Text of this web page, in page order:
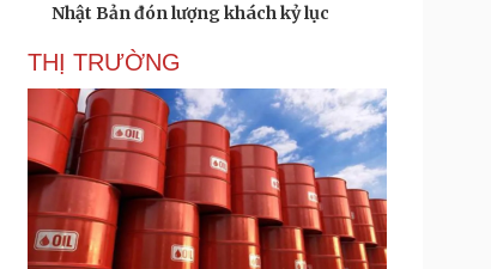
Nhật Bản đón lượng khách kỷ lục
THỊ TRƯỜNG